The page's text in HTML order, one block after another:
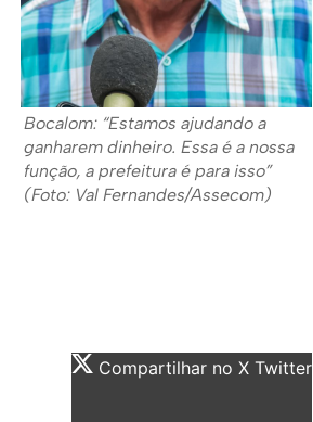
Bocalom: “Estamos ajudando a
ganharem dinheiro. Essa é a nossa
função, a prefeitura é para isso”
(Foto: Val Fernandes/Assecom)
Compartilhar no X Twitter